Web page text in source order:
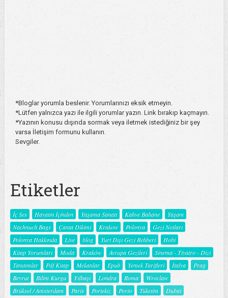
*Bloglar yorumla beslenir. Yorumlarınızı eksik etmeyin.
*Lütfen yalnızca yazı ile ilgili yorumlar yazın. Link bırakıp kaçmayın.
*Yazının konusu dışında sormak veya iletmek istediğiniz bir şey
varsa İletişim formunu kullanın.
Sevgiler.
Etiketler
İç Ses Hayatın İçinden Yaşama Sanatı Kahve Bahane
Yaşam
Nachnuch Bags
Çanta Dikimi Krakow Polonya
Gezi Notları
Polonya Hakkında
Live blog Yurt Dışı Gezi Rehberi
Hobi
Kitap Yorumları
Moda Kraków Avrupa Gezileri
Sinema - Tiyatro - Dizi
Tanıtımlar
Pdf Kitap Mekanlar Epub Yemek Tarifleri İtalya
Prag
Beyrut
Bilim Kurgu Yılbaşı Londra Roma
Wroclaw
Brüksel / Amsterdam
Paris Portekiz Porto Tüketim Dubai